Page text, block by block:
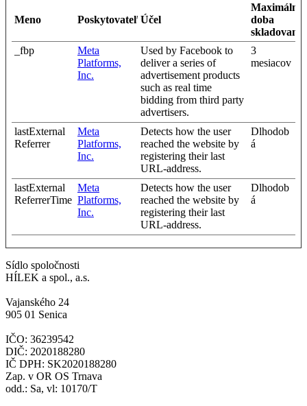
Meno Poskytovateľ Účel
Maximálna
doba
skladovania
_fbp
Meta
Platforms,
Inc.
Used by Facebook to
deliver a series of
advertisement products
such as real time
bidding from third party
advertisers.
3
mesiacov
lastExternal
Referrer
Meta
Platforms,
Inc.
Detects how the user
reached the website by
registering their last
URL-address.
Dlhodob
á
lastExternal
ReferrerTime
Meta
Platforms,
Inc.
Detects how the user
reached the website by
registering their last
URL-address.
Dlhodob
á
Sídlo spoločnosti
HÍLEK a spol., a.s.
Vajanského 24
905 01 Senica
IČO: 36239542
DIČ: 2020188280
IČ DPH: SK2020188280
Zap. v OR OS Trnava
odd.: Sa, vl: 10170/T